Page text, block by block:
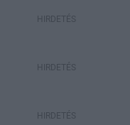
HIRDETÉS
HIRDETÉS
HIRDETÉS